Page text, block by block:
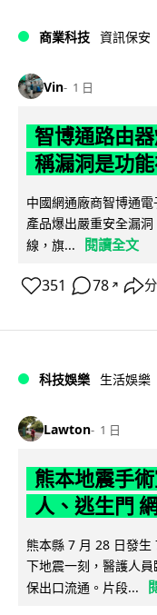
商業科技 資訊保安
Vin 1 日
智博通路由
稱漏洞是功
中國網通廠商智博通
產品爆出嚴重安全漏
線，旗...
閱讀全文
351 78 ↗
科技娛樂 生活娛樂
Lawton 1 日
熊本地震手
人、逃生門
熊本縣 7 月 28 日發
下地震一刻，醫護人
保出口流通。片段...